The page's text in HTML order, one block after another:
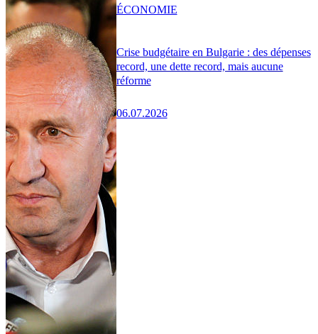
Crise budgétaire en Bulgarie : des dépenses
record, une dette record, mais aucune
réforme
06.07.2026
ÉCONOMIE